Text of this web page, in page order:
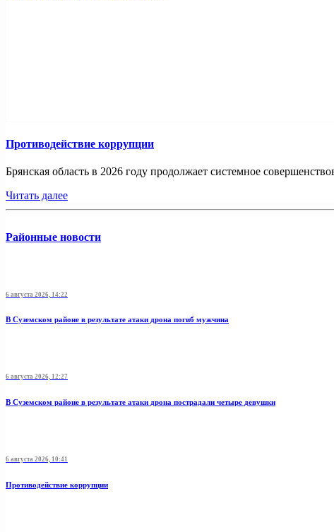
Противодействие коррупции
Брянская область в 2026 году продолжает системное
Читать далее
Районные новости
6 августа 2026, 14:22
В Суземском районе в результате атаки дрона погиб мужчина
6 августа 2026, 12:27
В Суземском районе в результате атаки дрона пострадали четыре девушки
6 августа 2026, 10:41
Противодействие коррупции